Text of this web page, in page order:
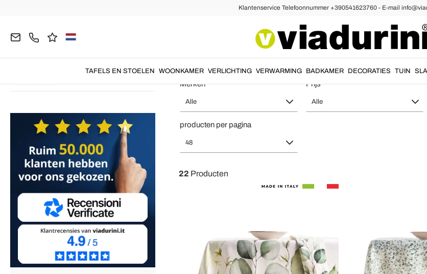
Klantenservice Telefoonnummer +390541623760 - E-mail
TAFELS EN STOELEN WOONKAMER VERLICHTING VERWARMING BADKAMER DECORATIES TUIN
Made in Italy Linnen Tafelkleden van Hoge
Servetten 5 Merken
Alle
Prijs
Alle
producten per pagina
48
22 Producten